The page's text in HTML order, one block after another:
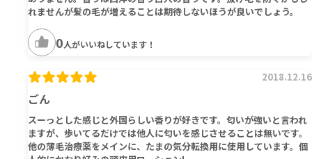
れませんが髪の毛が増えることは期待しないほうが良いでしょう。
0人がいいねしています！
ごん
2018.12.16
スーっとした感じと外国らしい香りが好きです。匂いが強いと言われ
ますが、歩いてるだけでは他人に匂いを感じさせることは無いです。
他の薄毛治療薬をメインに、たまの気分転換用に使用しています。個